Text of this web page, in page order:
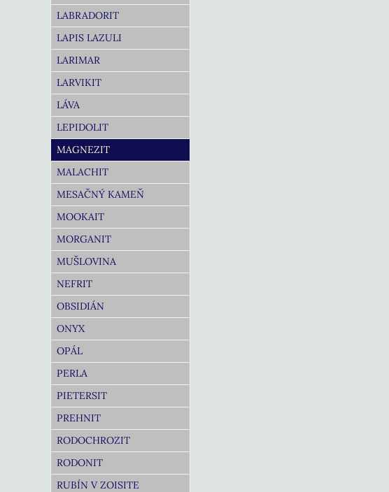
LABRADORIT
LAPIS LAZULI
LARIMAR
LARVIKIT
LÁVA
LEPIDOLIT
MAGNEZIT
MALACHIT
MESAČNÝ KAMEŇ
MOOKAIT
MORGANIT
MUŠLOVINA
NEFRIT
OBSIDIÁN
ONYX
OPÁL
PERLA
PIETERSIT
PREHNIT
RODOCHROZIT
RODONIT
RUBÍN V ZOISITE